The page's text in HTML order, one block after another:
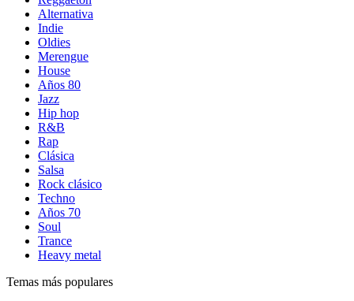
Alternativa
Indie
Oldies
Merengue
House
Años 80
Jazz
Hip hop
R&B
Rap
Clásica
Salsa
Rock clásico
Techno
Años 70
Soul
Trance
Heavy metal
Temas más populares